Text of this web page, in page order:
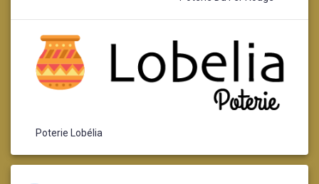
Poterie Lobélia